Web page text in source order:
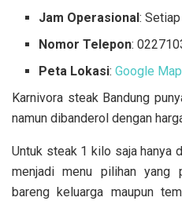
Jam Operasional:
Nomor Telepon:
Peta Lokasi:Google
Karnivora steak Bandung
namun dibanderol dengan
Untuk steak 1 kilo saja hanya
menjadi menu pilihan yang
bareng keluarga maupun